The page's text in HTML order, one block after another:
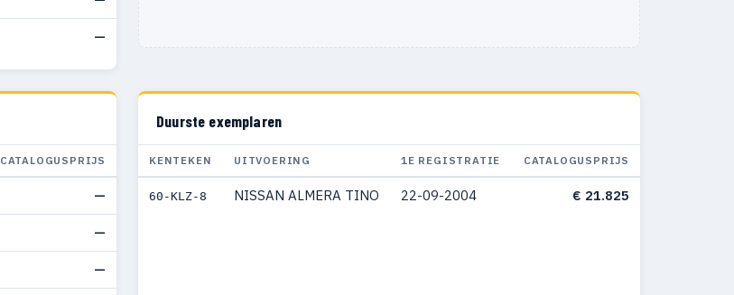
—
CATALOGUSPRIJS
—
—
—
Duurste exemplaren
KENTEKEN UITVOERING 1E REGISTRATIE CATALOGUSPRIJS
60-KLZ-8 NISSAN ALMERA TINO 22-09-2004 € 21.825